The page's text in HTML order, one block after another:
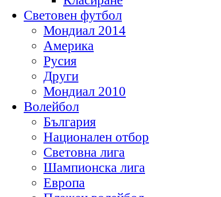
Световен футбол
Мондиал 2014
Америка
Русия
Други
Мондиал 2010
Волейбол
България
Национален отбор
Световна лига
Шампионска лига
Европа